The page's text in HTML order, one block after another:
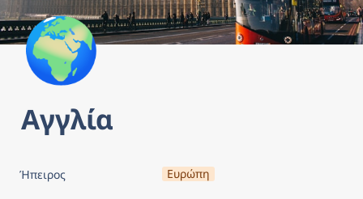
🌍
Αγγλία
Ήπειρος Ευρώπη